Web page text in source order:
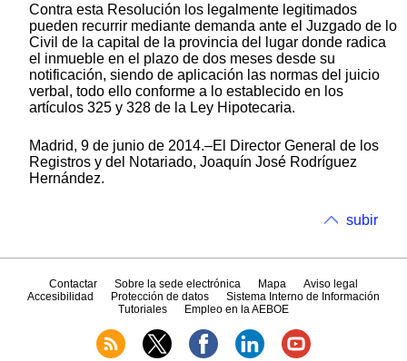
Contra esta Resolución los legalmente legitimados
pueden recurrir mediante demanda ante el Juzgado de lo
Civil de la capital de la provincia del lugar donde radica
el inmueble en el plazo de dos meses desde su
notificación, siendo de aplicación las normas del juicio
verbal, todo ello conforme a lo establecido en los
artículos 325 y 328 de la Ley Hipotecaria.
Madrid, 9 de junio de 2014.–El Director General de los
Registros y del Notariado, Joaquín José Rodríguez
Hernández.
subir
Contactar Sobre la sede electrónica Mapa
Aviso legal
Accesibilidad
Protección de datos
Sistema Interno de Información
Tutoriales
Empleo en la AEBOE